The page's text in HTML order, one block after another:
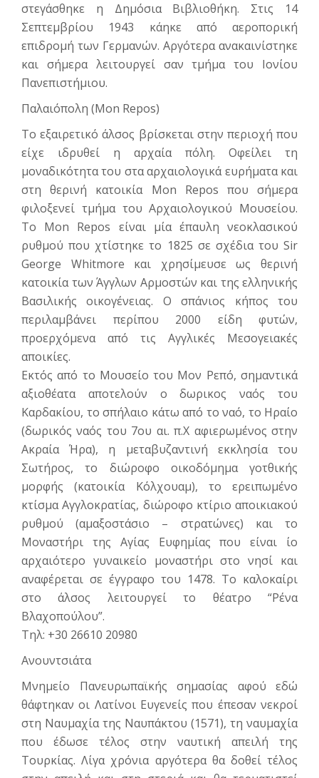
στεγάσθηκε η Δημόσια Βιβλιοθήκη. Στις 14
Σεπτεμβρίου 1943 κάηκε από αεροπορική
επιδρομή των Γερμανών. Αργότερα ανακαινίστηκε
και σήμερα λειτουργεί σαν τμήμα του Ιονίου
Πανεπιστήμιου.
Παλαιόπολη (Mon Repos)
Το εξαιρετικό άλσος βρίσκεται στην περιοχή που
είχε ιδρυθεί η αρχαία πόλη. Οφείλει τη
μοναδικότητα του στα αρχαιολογικά ευρήματα και
στη θερινή κατοικία Mon Repos που σήμερα
φιλοξενεί τμήμα του Αρχαιολογικού Μουσείου.
Το Mon Repos είναι μία έπαυλη νεοκλασικού
ρυθμού που χτίστηκε το 1825 σε σχέδια του Sir
George Whitmore και χρησίμευσε ως θερινή
κατοικία των Άγγλων Αρμοστών και της ελληνικής
Βασιλικής οικογένειας. Ο σπάνιος κήπος του
περιλαμβάνει περίπου 2000 είδη φυτών,
προερχόμενα από τις Αγγλικές Μεσογειακές
αποικίες.
Εκτός από το Μουσείο του Μον Ρεπό, σημαντικά
αξιοθέατα αποτελούν ο δωρικος ναός του
Καρδακίου, το σπήλαιο κάτω από το ναό, το Ηραίο
(δωρικός ναός του 7ου αι. π.Χ αφιερωμένος στην
Ακραία Ήρα), η μεταβυζαντινή εκκλη­σία του
Σωτήρος, το διώροφο οικοδόμημα γοτθικής
μορφής (κατοικία Κόλχουαμ), το ερειπωμένο
κτίσμα Αγγλοκρατίας, διώροφο κτίριο αποικιακού
ρυθ­μού (αμαξοστάσιο – στρατώνες) και το
Μοναστήρι της Αγίας Ευφημίας που είναι ίο
αρχαιότερο γυ­ναικείο μοναστήρι στο νησί και
αναφέ­ρεται σε έγγραφο του 1478. Το καλοκαίρι
στο άλσος λειτουργεί το θέατρο “Ρένα
Βλαχοπούλου”.
Τηλ: +30 26610 20980
Ανουντσιάτα
Μνημείο Πανευρωπαϊκής σημασίας αφού εδώ
θάφτηκαν οι Λατίνοι Ευγενείς που έπεσαν νεκροί
στη Ναυμαχία της Ναυπάκτου (1571), τη ναυμαχία
που έδωσε τέλος στην ναυτική απειλή της
Τουρκίας. Λίγα χρόνια αργότερα θα δοθεί τέλος